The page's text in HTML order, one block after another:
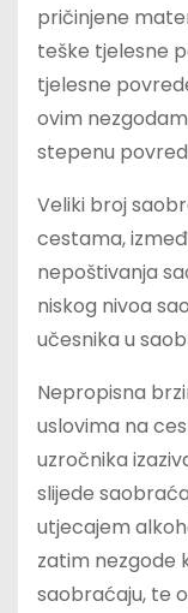
pričinjene
teške tjelesne
tjelesne
ovim
stepenu
Veliki broj
cestama,
nepoštivanja
niskog nivoa
učesnika u
Nepropisna
uslovima na
uzročnika
slijede
utjecajem
zatim nezgode
saobraćaju, te